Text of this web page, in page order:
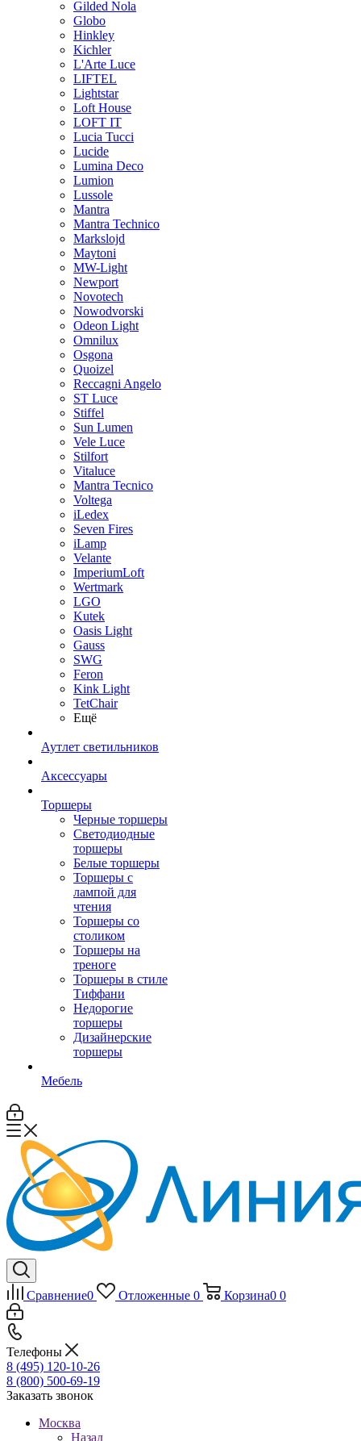
Gilded Nola
Globo
Hinkley
Kichler
L'Arte Luce
LIFTEL
Lightstar
Loft House
LOFT IT
Lucia Tucci
Lucide
Lumina Deco
Lumion
Lussole
Mantra
Mantra Technico
Markslojd
Maytoni
MW-Light
Newport
Novotech
Nowodvorski
Odeon Light
Omnilux
Osgona
Quoizel
Reccagni Angelo
ST Luce
Stiffel
Sun Lumen
Vele Luce
Stilfort
Vitaluce
Mantra Tecnico
Voltega
iLedex
Seven Fires
iLamp
Velante
ImperiumLoft
Wertmark
LGO
Kutek
Oasis Light
Gauss
SWG
Feron
Kink Light
TetСhair
Ещё
Аутлет светильников
Аксессуары
Торшеры
Черные торшеры
Светодиодные
торшеры
Белые торшеры
Торшеры с
лампой для
чтения
Торшеры со
столиком
Торшеры на
треноге
Торшеры в стиле
Тиффани
Недорогие
торшеры
Дизайнерские
торшеры
Мебель
Сравнение0 Отложенные 0 Корзина0 0
Телефоны
8 (495) 120-10-26
8 (800) 500-69-19
Заказать звонок
Москва
Назад